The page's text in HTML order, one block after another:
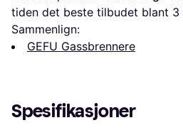
tiden det beste tilbudet blant 3
Sammenlign:
GEFU Gassbrennere
Spesifikasjoner